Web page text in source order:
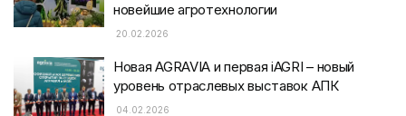
новейшие агротехнологии
20.02.2026
Новая AGRAVIA и первая iAGRI – новый
уровень отраслевых выставок АПК
04.02.2026